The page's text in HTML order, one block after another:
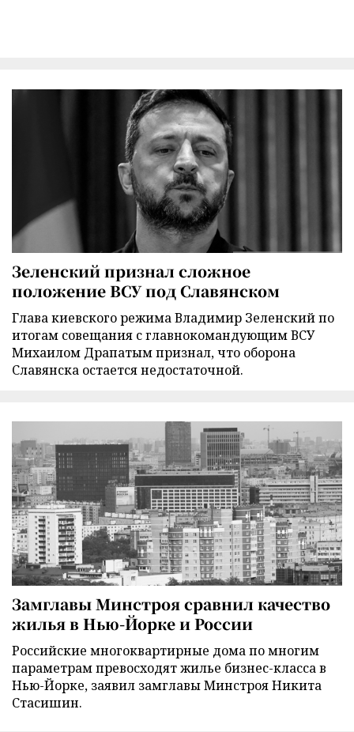
Зеленский признал сложное
положение ВСУ под Славянском
Глава киевского режима Владимир Зеленский по
итогам совещания с главнокомандующим ВСУ
Михаилом Драпатым признал, что оборона
Славянска остается недостаточной.
Замглавы Минстроя сравнил качество
жилья в Нью-Йорке и России
Российские многоквартирные дома по многим
параметрам превосходят жилье бизнес-класса в
Нью-Йорке, заявил замглавы Минстроя Никита
Стасишин.